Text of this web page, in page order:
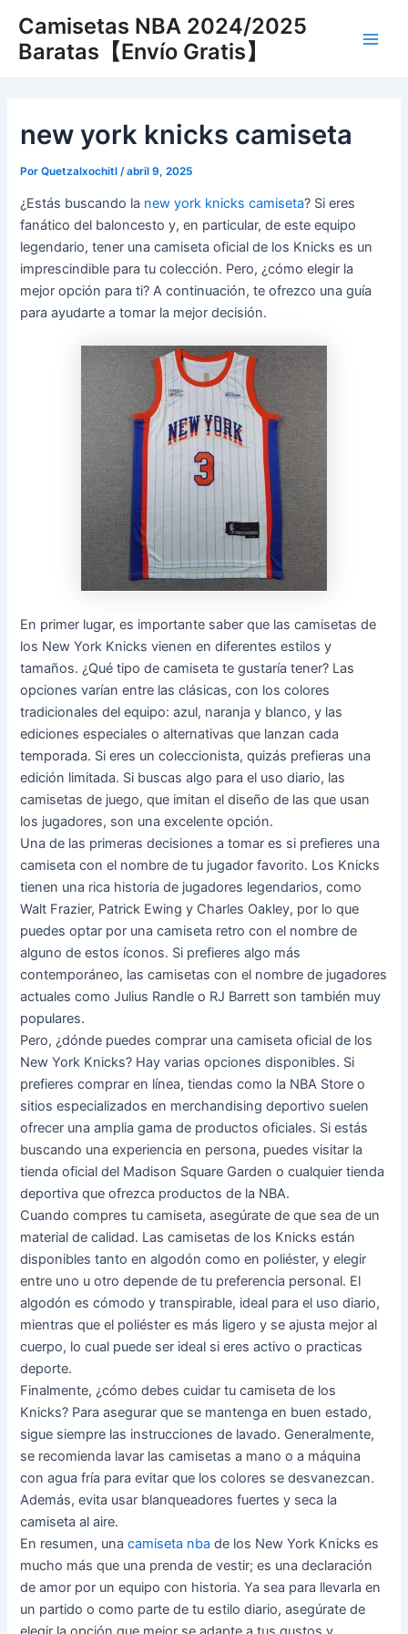
contenido
Camisetas NBA 2024/2025
Baratas【Envío Gratis】
new york knicks camiseta
PorQuetzalxochitl/abril 9, 2025
¿Estás buscando la new york knicks camiseta? Si eres
fanático del baloncesto y, en particular, de este equipo
legendario, tener una camiseta oficial de los Knicks es un
imprescindible para tu colección. Pero, ¿cómo elegir la
mejor opción para ti? A continuación, te ofrezco una guía
para ayudarte a tomar la mejor decisión.
En primer lugar, es importante saber que las camisetas de
los New York Knicks vienen en diferentes estilos y
tamaños. ¿Qué tipo de camiseta te gustaría tener? Las
opciones varían entre las clásicas, con los colores
tradicionales del equipo: azul, naranja y blanco, y las
ediciones especiales o alternativas que lanzan cada
temporada. Si eres un coleccionista, quizás prefieras una
edición limitada. Si buscas algo para el uso diario, las
camisetas de juego, que imitan el diseño de las que usan
los jugadores, son una excelente opción.
Una de las primeras decisiones a tomar es si prefieres una
camiseta con el nombre de tu jugador favorito. Los Knicks
tienen una rica historia de jugadores legendarios, como
Walt Frazier, Patrick Ewing y Charles Oakley, por lo que
puedes optar por una camiseta retro con el nombre de
alguno de estos íconos. Si prefieres algo más
contemporáneo, las camisetas con el nombre de jugadores
actuales como Julius Randle o RJ Barrett son también muy
populares.
Pero, ¿dónde puedes comprar una camiseta oficial de los
New York Knicks? Hay varias opciones disponibles. Si
prefieres comprar en línea, tiendas como la NBA Store o
sitios especializados en merchandising deportivo suelen
ofrecer una amplia gama de productos oficiales. Si estás
buscando una experiencia en persona, puedes visitar la
tienda oficial del Madison Square Garden o cualquier tienda
deportiva que ofrezca productos de la NBA.
Cuando compres tu camiseta, asegúrate de que sea de un
material de calidad. Las camisetas de los Knicks están
disponibles tanto en algodón como en poliéster, y elegir
entre uno u otro depende de tu preferencia personal. El
algodón es cómodo y transpirable, ideal para el uso diario,
mientras que el poliéster es más ligero y se ajusta mejor al
cuerpo, lo cual puede ser ideal si eres activo o practicas
deporte.
Finalmente, ¿cómo debes cuidar tu camiseta de los
Knicks? Para asegurar que se mantenga en buen estado,
sigue siempre las instrucciones de lavado. Generalmente,
se recomienda lavar las camisetas a mano o a máquina
con agua fría para evitar que los colores se desvanezcan.
Además, evita usar blanqueadores fuertes y seca la
camiseta al aire.
En resumen, unacamiseta nba de los New York Knicks es
mucho más que una prenda de vestir; es una declaración
de amor por un equipo con historia. Ya sea para llevarla en
un partido o como parte de tu estilo diario, asegúrate de